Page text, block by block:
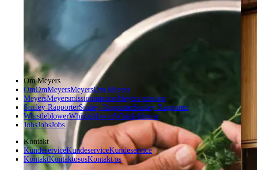
Om Meyers
OmOmMeyersMeyersOm Meyers
MeyersMeyersmissionmissionMeyers mission
Smiley-RapporterSmiley-RapporterSmiley-Rapporter
WhistleblowerWhistleblowerWhistleblower
JobsJobsJobs
Kontakt
KundeserviceKundeserviceKundeservice
KontaktKontaktososKontakt os